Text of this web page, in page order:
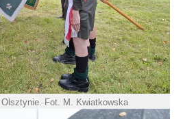
Fot. M. Kwiatkowska